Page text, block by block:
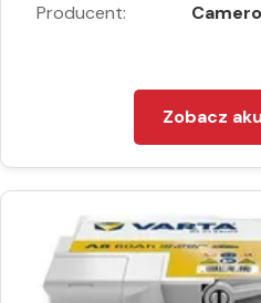
Producent:
Zobacz